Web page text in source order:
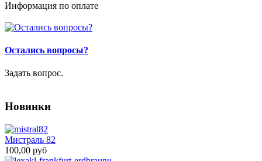
Информация по оплате
Остались вопросы?
Задать вопрос.
Новинки
Мистраль 82
100,00 руб